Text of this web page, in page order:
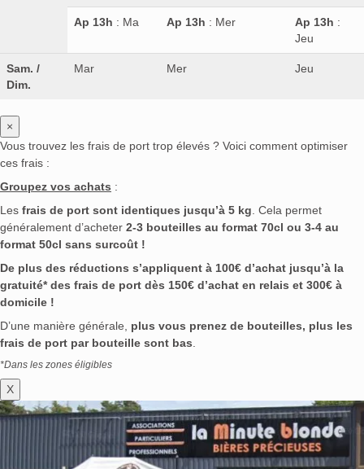
Ap 13h : Ma Ap 13h : Mer Ap 13h :
Jeu
Sam. /
Dim.
Mar Mer Jeu
×
Vous trouvez les frais de port trop élevés ? Voici comment optimiser
ces frais :
Groupez vos achats :
Les frais de port sont identiques jusqu’à 5 kg . Cela permet
généralement d’acheter 2-3 bouteilles au format 70cl ou 3-4 au
format 50cl sans surcoût !
De plus des réductions s’appliquent à 100€ d’achat jusqu’à la
gratuité* des frais de port dès 150€ d’achat en relais et 300€ à
domicile !
D’une manière générale, plus vous prenez de bouteilles, plus les
frais de port par bouteille sont bas
*Dans les zones éligibles
X